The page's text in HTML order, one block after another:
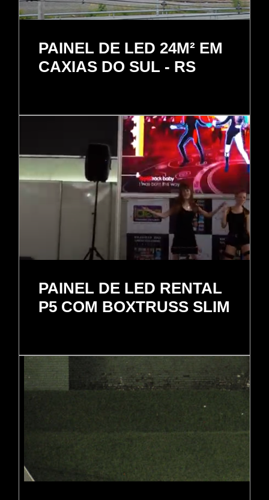
PAINEL DE LED 24M² EM
CAXIAS DO SUL - RS
PAINEL DE LED RENTAL
P5 COM BOXTRUSS SLIM